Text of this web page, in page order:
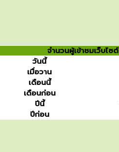
จำนวนผู้เข้าชมเว็บไซต์
วันนี้
เมื่อวาน
เดือนนี้
เดือนก่อน
ปีนี้
ปีก่อน